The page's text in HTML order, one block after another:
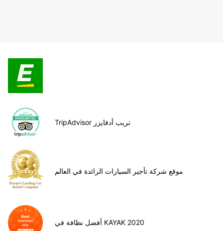
TripAdvisor تريب أدفايزر
موقع شركة تأجير السيارات الرائدة في العالم
أفضل نظافة في KAYAK 2020